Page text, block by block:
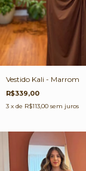
Vestido Kali - Marrom
R$339,00
3 x de R$113,00 sem juros